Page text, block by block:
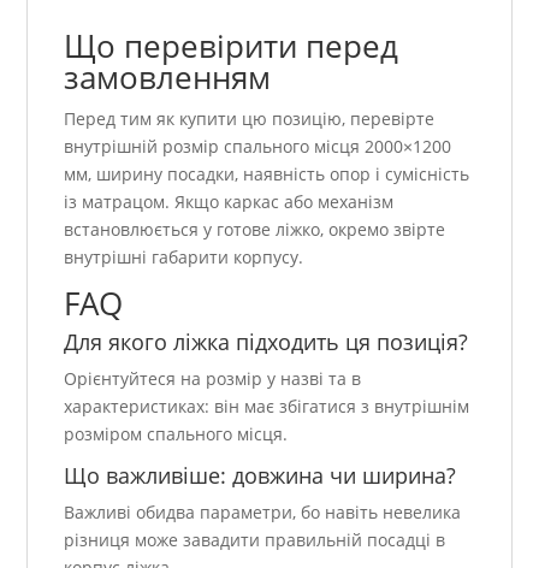
Що перевірити перед
замовленням
Перед тим як купити цю позицію, перевірте
внутрішній розмір спального місця 2000×1200
мм, ширину посадки, наявність опор і сумісність
із матрацом. Якщо каркас або механізм
встановлюється у готове ліжко, окремо звірте
внутрішні габарити корпусу.
FAQ
Для якого ліжка підходить ця позиція?
Орієнтуйтеся на розмір у назві та в
характеристиках: він має збігатися з внутрішнім
розміром спального місця.
Що важливіше: довжина чи ширина?
Важливі обидва параметри, бо навіть невелика
різниця може завадити правильній посадці в